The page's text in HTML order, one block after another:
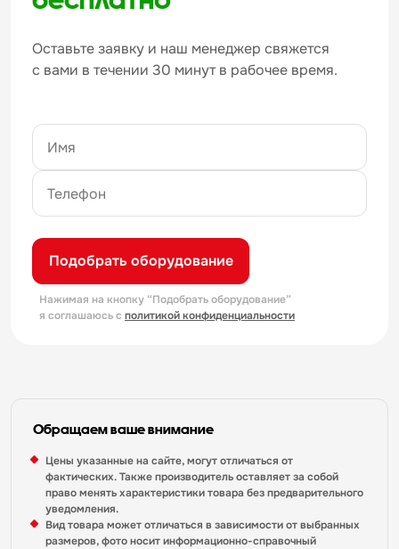
Оставьте заявку и наш менеджер свяжется
с вами в течении 30 минут в рабочее время.
Подобрать оборудование
Нажимая на кнопку “Подобрать оборудование”
я соглашаюсь с политикой конфиденциальности
Обращаем ваше внимание
Цены указанные на сайте, могут отличаться от
фактических. Также производитель оставляет за собой
право менять характеристики товара без предварительного
уведомления.
Вид товара может отличаться в зависимости от выбранных
размеров, фото носит информационно-справочный